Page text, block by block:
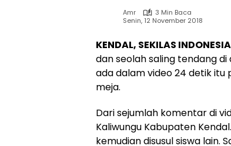
Amr
3 Min Baca
Senin, 12 November 2018
KENDAL, SEKILAS
dan seolah saling tendang
ada dalam video 24 detik
meja.
Dari sejumlah komentar di
Kaliwungu Kabupaten
kemudian disusul siswa